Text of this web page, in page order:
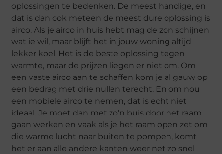
oplossingen te bedenken. De meest handige, en
dat is dan ook meteen de meest dure oplossing is
airco. Als je airco in huis hebt mag de zon schijnen
wat ie wil, maar blijft het in jouw woning altijd
lekker koel. Het is de beste oplossing tegen
warmte, maar de prijzen liegen er niet om. Om
een vaste airco aan te schaffen kom je al gauw op
een bedrag met drie nullen terecht. En om nou
een mobiele airco te nemen, dat is echt niet
ideaal. Je moet dan met zo’n buis door het raam
gaan werken en vaak als je het raam open zet om
die warme lucht naar buiten te pompen, komt
het er aan alle andere kanten weer net zo snel